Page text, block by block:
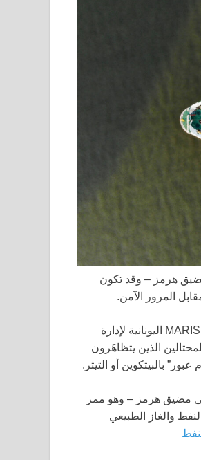
هرمز – وقد تكون
المرور الآمن.
جاءت أول تحذيرات حول مثل هذه الاحتيالات في مجال العملات المشفرة من شركة MARISKS اليونانية لإدارة
الذين يتظاهَرون
بالبيتكوين أو التيثر.
مضيق هرمز – وهو ممر
والغاز الطبيعي